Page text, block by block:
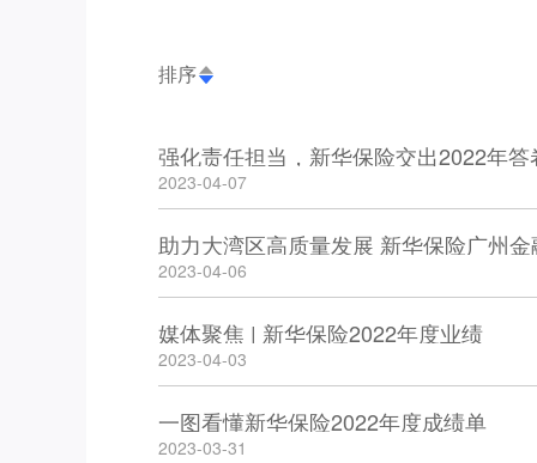
排序
强化责任担当，新华保险交出2022年答
2023-04-07
助力大湾区高质量发展 新华保险广州
2023-04-06
媒体聚焦 | 新华保险2022年度业绩
2023-04-03
一图看懂新华保险2022年度成绩单
2023-03-31